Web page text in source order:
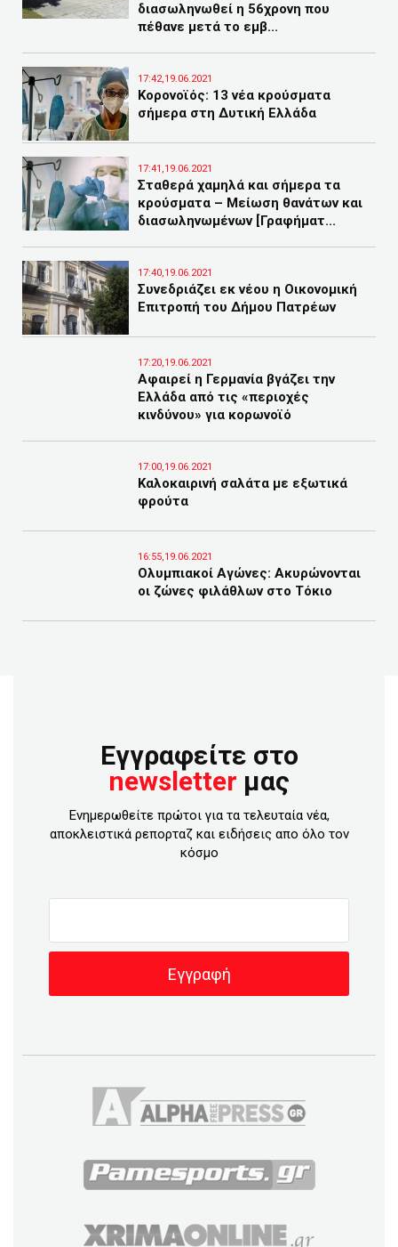
διασωληνωθεί η 56χρονη που
πέθανε μετά το εμβ...
17:42,19.06.2021
Κορονοϊός: 13 νέα κρούσματα
σήμερα στη Δυτική Ελλάδα
17:41,19.06.2021
Σταθερά χαμηλά και σήμερα τα
κρούσματα – Μείωση θανάτων και
διασωληνωμένων [Γραφήματ...
17:40,19.06.2021
Συνεδριάζει εκ νέου η Οικονομική
Επιτροπή του Δήμου Πατρέων
17:20,19.06.2021
Αφαιρεί η Γερμανία βγάζει την
Ελλάδα από τις «περιοχές
κινδύνου» για κορωνοϊό
17:00,19.06.2021
Καλοκαιρινή σαλάτα με εξωτικά
φρούτα
16:55,19.06.2021
Ολυμπιακοί Αγώνες: Ακυρώνονται
οι ζώνες φιλάθλων στο Τόκιο
Εγγραφείτε στο
newsletter μας
Ενημερωθείτε πρώτοι για τα τελευταία νέα,
αποκλειστικά ρεπορταζ και ειδήσεις απο όλο τον
κόσμο